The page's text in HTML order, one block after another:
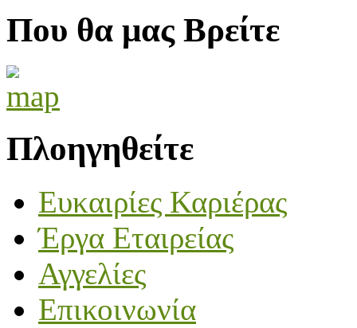
Που θα μας Βρείτε
Πλοηγηθείτε
Ευκαιρίες Καριέρας
Έργα Εταιρείας
Αγγελίες
Επικοινωνία